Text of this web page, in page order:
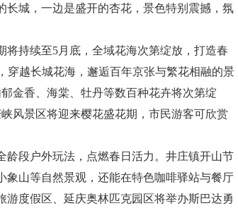
长城，一边是盛开的杏花，景色特别震撼，氛
持续至5月底，全域花海次第绽放，打造春
穿越长城花海，邂逅百年京张与繁花相融的景
金香、海棠、牡丹等数百种花卉将次第绽
风景区将迎来樱花盛花期，市民游客可欣赏
段户外玩法，点燃春日活力。井庄镇开山节
象山等自然景观，还能在特色咖啡驿站与餐厅
度假区、延庆奥林匹克园区将举办斯巴达勇